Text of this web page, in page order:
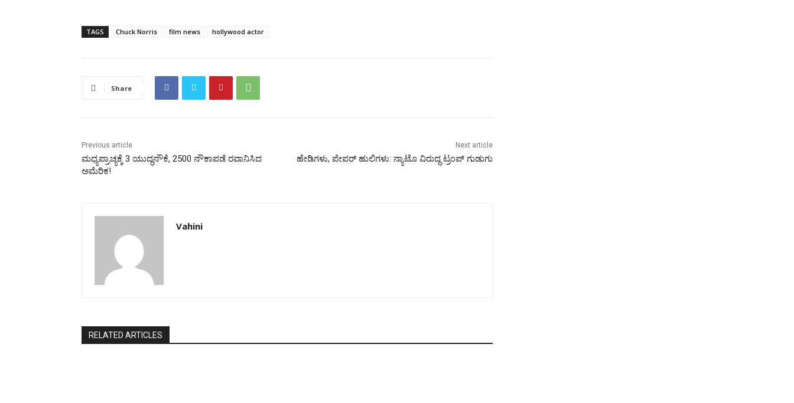
TAGS Chuck Norris film news hollywood actor
Share
Previous article
ಮಧ್ಯಪ್ರಾಚ್ಯಕ್ಕೆ 3 ಯುದ್ಧನೌಕೆ, 2500 ನೌಕಾಪಡೆ ರವಾನಿಸಿದ
ಅಮೆರಿಕ!
Next article
ಹೇಡಿಗಳು, ಪೇಪರ್‌ ಹುಲಿಗಳು: ನ್ಯಾಟೊ ವಿರುದ್ಧ ಟ್ರಂಪ್‌ ಗುಡುಗು
Vahini
RELATED ARTICLES